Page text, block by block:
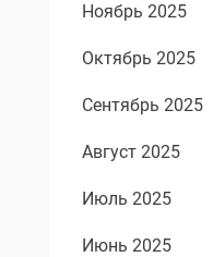
Ноябрь 2025
Октябрь 2025
Сентябрь 2025
Август 2025
Июль 2025
Июнь 2025